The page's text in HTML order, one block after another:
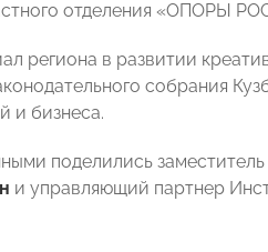
отделения «ОПОРЫ
региона в развитии
собрания
и бизнеса.
поделились заместитель
и управляющий партнер